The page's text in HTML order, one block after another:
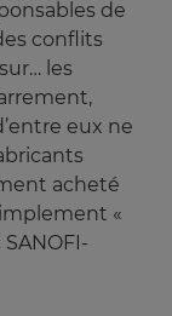
de
conflits
les
eux ne
acheté
«